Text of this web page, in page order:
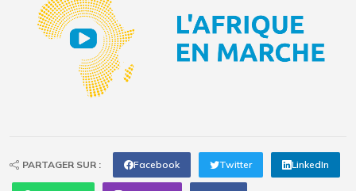
PARTAGER SUR : Facebook Twitter LinkedIn